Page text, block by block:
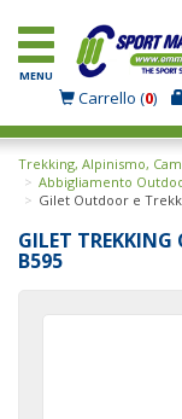
MENU
Carrello (0)
Trekking, Alpinismo,
Abbigliamento
Gilet Outdoor e
GILET
B595